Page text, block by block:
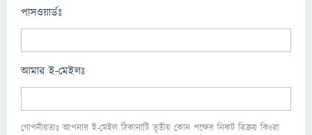
পাসওয়ার্ডঃ
আমার ই-মেইলঃ
গোপনীয়তাঃ আপনার ই-মেইল ঠিকানাটি তৃতীয় কোন পক্ষের নিকট বিক্রয় কিংবা